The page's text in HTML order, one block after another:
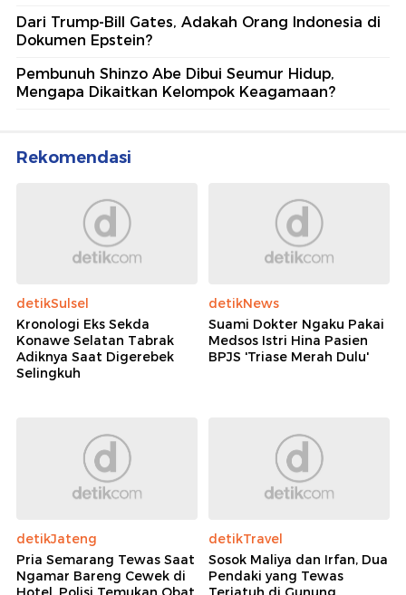
Dari Trump-Bill Gates, Adakah Orang Indonesia di
Dokumen Epstein?
Pembunuh Shinzo Abe Dibui Seumur Hidup,
Mengapa Dikaitkan Kelompok Keagamaan?
Rekomendasi
detikSulsel
Kronologi Eks Sekda
Konawe Selatan Tabrak
Adiknya Saat Digerebek
Selingkuh
detikNews
Suami Dokter Ngaku Pakai
Medsos Istri Hina Pasien
BPJS 'Triase Merah Dulu'
detikJateng
Pria Semarang Tewas Saat
Ngamar Bareng Cewek di
detikTravel
Sosok Maliya dan Irfan, Dua
Pendaki yang Tewas